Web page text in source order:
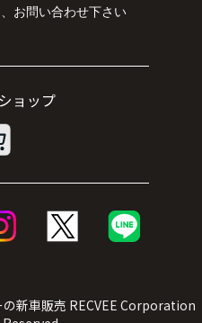
お問い合わせ下さい
新車販売 RECVEE Corporation